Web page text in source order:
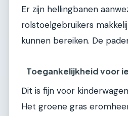
Er zijn hellingbanen
rolstoelgebruikers
kunnen bereiken. De
Toegankelijkheid voor
Dit is fijn voor
Het groene gras